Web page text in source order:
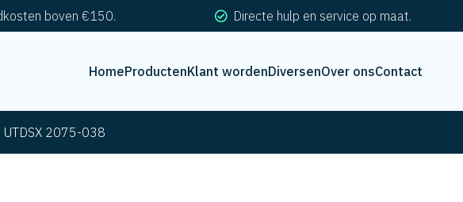
boven €150. Directe hulp en service op maat.
HomeProductenKlant wordenDiversenOver onsContact
UTDSX 2075-038